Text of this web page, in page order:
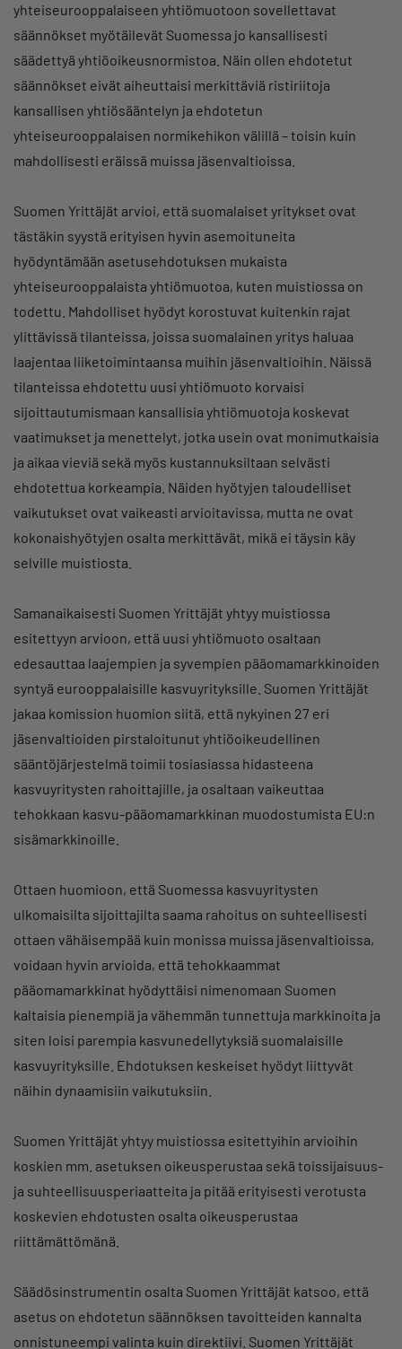
yhteiseurooppalaiseen yhtiömuotoon sovellettavat
säännökset myötäilevät Suomessa jo kansallisesti
säädettyä yhtiöoikeusnormistoa. Näin ollen ehdotetut
säännökset eivät aiheuttaisi merkittäviä ristiriitoja
kansallisen yhtiösääntelyn ja ehdotetun
yhteiseurooppalaisen normikehikon välillä – toisin kuin
mahdollisesti eräissä muissa jäsenvaltioissa.
Suomen Yrittäjät arvioi, että suomalaiset yritykset ovat
tästäkin syystä erityisen hyvin asemoituneita
hyödyntämään asetusehdotuksen mukaista
yhteiseurooppalaista yhtiömuotoa, kuten muistiossa on
todettu. Mahdolliset hyödyt korostuvat kuitenkin rajat
ylittävissä tilanteissa, joissa suomalainen yritys haluaa
laajentaa liiketoimintaansa muihin jäsenvaltioihin. Näissä
tilanteissa ehdotettu uusi yhtiömuoto korvaisi
sijoittautumismaan kansallisia yhtiömuotoja koskevat
vaatimukset ja menettelyt, jotka usein ovat monimutkaisia
ja aikaa vieviä sekä myös kustannuksiltaan selvästi
ehdotettua korkeampia. Näiden hyötyjen taloudelliset
vaikutukset ovat vaikeasti arvioitavissa, mutta ne ovat
kokonaishyötyjen osalta merkittävät, mikä ei täysin käy
selville muistiosta.
Samanaikaisesti Suomen Yrittäjät yhtyy muistiossa
esitettyyn arvioon, että uusi yhtiömuoto osaltaan
edesauttaa laajempien ja syvempien pääomamarkkinoiden
syntyä eurooppalaisille kasvuyrityksille. Suomen Yrittäjät
jakaa komission huomion siitä, että nykyinen 27 eri
jäsenvaltioiden pirstaloitunut yhtiöoikeudellinen
sääntöjärjestelmä toimii tosiasiassa hidasteena
kasvuyritysten rahoittajille, ja osaltaan vaikeuttaa
tehokkaan kasvu-pääomamarkkinan muodostumista EU:n
sisämarkkinoille.
Ottaen huomioon, että Suomessa kasvuyritysten
ulkomaisilta sijoittajilta saama rahoitus on suhteellisesti
ottaen vähäisempää kuin monissa muissa jäsenvaltioissa,
voidaan hyvin arvioida, että tehokkaammat
pääomamarkkinat hyödyttäisi nimenomaan Suomen
kaltaisia pienempiä ja vähemmän tunnettuja markkinoita ja
siten loisi parempia kasvunedellytyksiä suomalaisille
kasvuyrityksille. Ehdotuksen keskeiset hyödyt liittyvät
näihin dynaamisiin vaikutuksiin.
Suomen Yrittäjät yhtyy muistiossa esitettyihin arvioihin
koskien mm. asetuksen oikeusperustaa sekä toissijaisuus-
ja suhteellisuusperiaatteita ja pitää erityisesti verotusta
koskevien ehdotusten osalta oikeusperustaa
riittämättömänä.
Säädösinstrumentin osalta Suomen Yrittäjät katsoo, että
asetus on ehdotetun säännöksen tavoitteiden kannalta
onnistuneempi valinta kuin direktiivi. Suomen Yrittäjät